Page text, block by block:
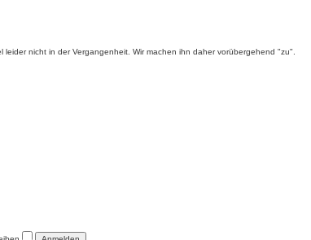
nicht in der Vergangenheit. Wir machen ihn daher vorübergehend "zu".